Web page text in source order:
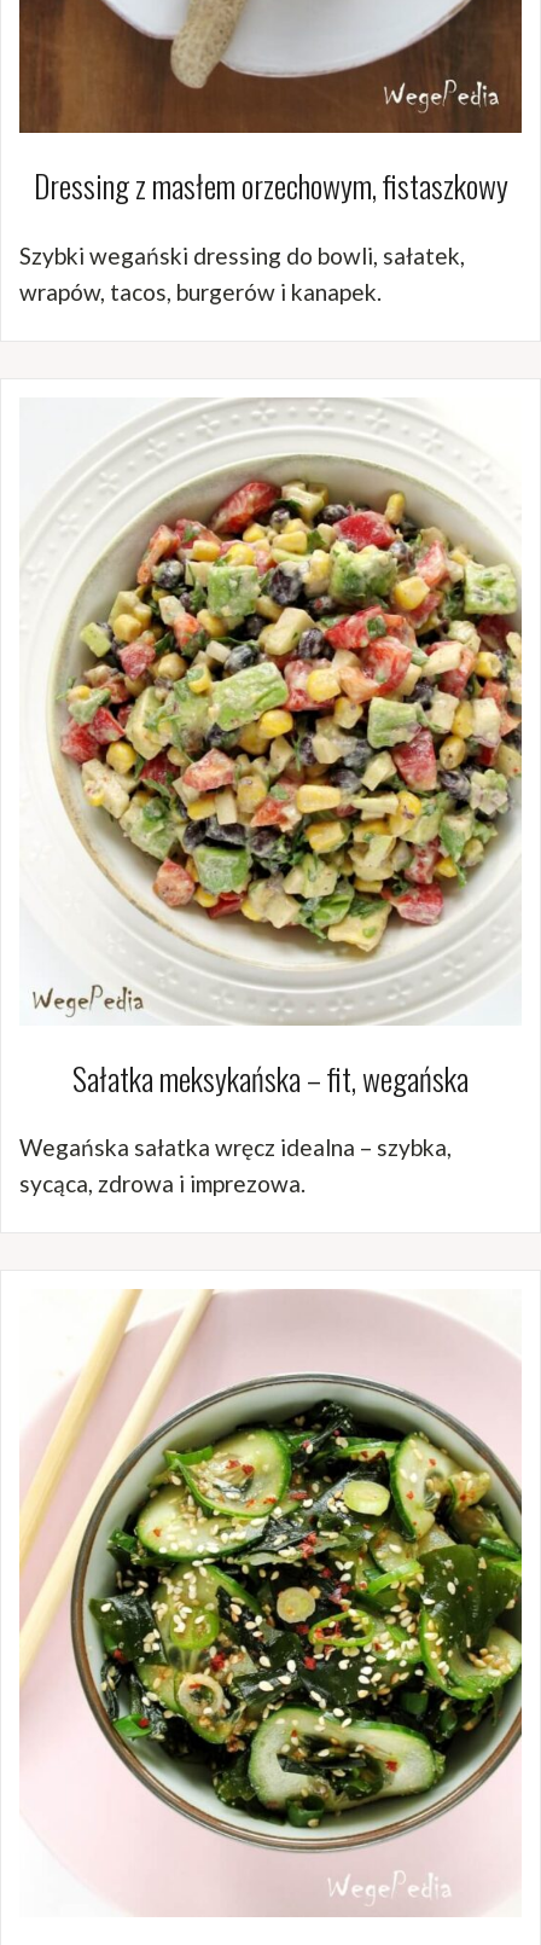
Dressing z masłem orzechowym, fistaszkowy
Szybki wegański dressing do bowli, sałatek,
wrapów, tacos, burgerów i kanapek.
Sałatka meksykańska – fit, wegańska
Wegańska sałatka wręcz idealna – szybka,
sycąca, zdrowa i imprezowa.